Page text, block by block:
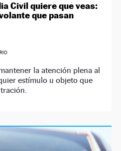
Civil quiere que veas:
que pasan
la atención plena al
estímulo u objeto que